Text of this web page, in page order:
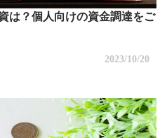
は？個人向けの資金調達をご
2023/10/20